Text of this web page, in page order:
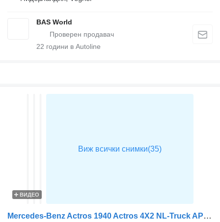
BAS World
22 години в Autoline
ВИДЕО
Mercedes-Benz Actros 1940 Actros 4X2 NL-Truck APK Standklima